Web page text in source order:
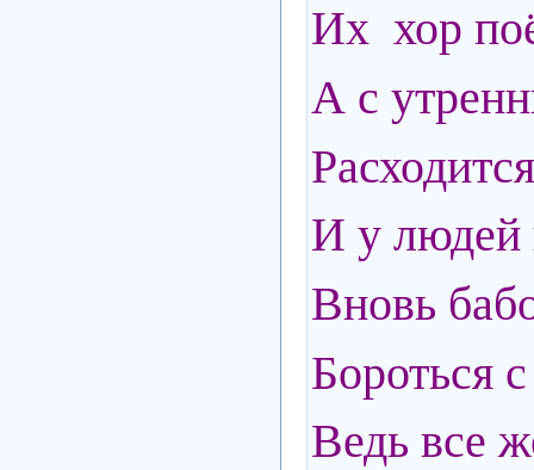
Их хор
А с
И у людей
Вновь
Бороться
Ведь все